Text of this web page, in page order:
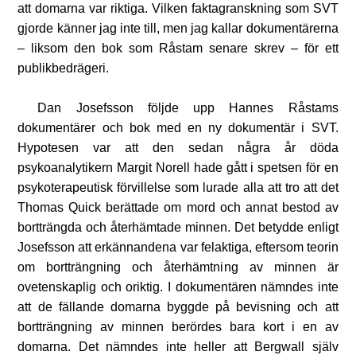
att domarna var riktiga. Vilken faktagranskning som SVT
gjorde känner jag inte till, men jag kallar dokumentärerna
– liksom den bok som Råstam senare skrev – för ett
publikbedrägeri.
Dan Josefsson följde upp Hannes Råstams
dokumentärer och bok med en ny dokumentär i SVT.
Hypotesen var att den sedan några år döda
psykoanalytikern Margit Norell hade gått i spetsen för en
psykoterapeutisk förvillelse som lurade alla att tro att det
Thomas Quick berättade om mord och annat bestod av
bortträngda och återhämtade minnen. Det betydde enligt
Josefsson att erkännandena var felaktiga, eftersom teorin
om bortträngning och återhämtning av minnen är
ovetenskaplig och oriktig. I dokumentären nämndes inte
att de fällande domarna byggde på bevisning och att
bortträngning av minnen berördes bara kort i en av
domarna. Det nämndes inte heller att Bergwall själv